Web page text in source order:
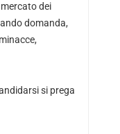
dei
domanda,
si prega